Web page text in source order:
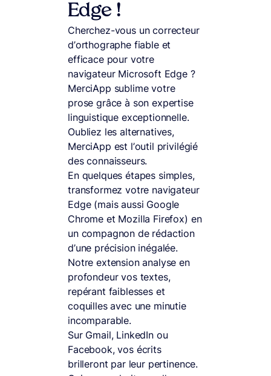
Edge !
Cherchez-vous un correcteur
d’orthographe fiable et
efficace pour votre
navigateur Microsoft Edge ?
MerciApp sublime votre
prose grâce à son expertise
linguistique exceptionnelle.
Oubliez les alternatives,
MerciApp est l’outil privilégié
des connaisseurs.
En quelques étapes simples,
transformez votre navigateur
Edge (mais aussi Google
Chrome et Mozilla Firefox) en
un compagnon de rédaction
d’une précision inégalée.
Notre extension analyse en
profondeur vos textes,
repérant faiblesses et
coquilles avec une minutie
incomparable.
Sur Gmail, LinkedIn ou
Facebook, vos écrits
brilleront par leur pertinence.